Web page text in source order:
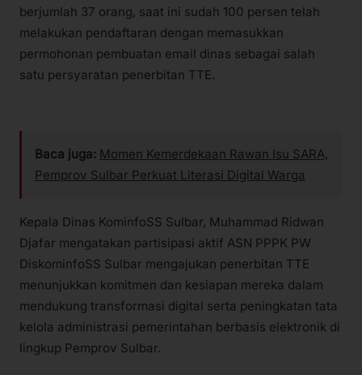
berjumlah 37 orang, saat ini sudah 100 persen telah
melakukan pendaftaran dengan memasukkan
permohonan pembuatan email dinas sebagai salah
satu persyaratan penerbitan TTE.
Baca juga: Momen Kemerdekaan Rawan Isu SARA,
Pemprov Sulbar Perkuat Literasi Digital Warga
Kepala Dinas KominfoSS Sulbar, Muhammad Ridwan
Djafar mengatakan partisipasi aktif ASN PPPK PW
DiskominfoSS Sulbar mengajukan penerbitan TTE
menunjukkan komitmen dan kesiapan mereka dalam
mendukung transformasi digital serta peningkatan tata
kelola administrasi pemerintahan berbasis elektronik di
lingkup Pemprov Sulbar.